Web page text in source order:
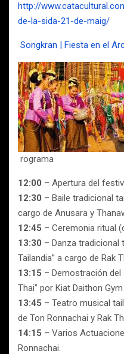
http://
de-la-sida-21-de-maig/
Songkran | Fiesta en el
rograma
12:00 – Apertura del
12:30 – Baile tradicional
cargo de Anusara y
12:45 – Ceremonia ritual
13:30 – Danza tradicional
Tailandia” a cargo de Rak
13:15 – Demostración del
Thai” por Kiat Daithon
13:45 – Teatro musical
de Ton Ronnachai y Rak
14:15 – Varios
Ronnachai.